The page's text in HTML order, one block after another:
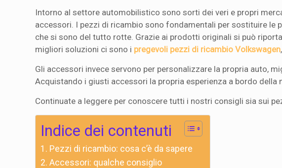
Intorno al settore automobilistico sono sorti dei veri e propri
accessori. I pezzi di ricambio sono fondamentali per sostituire le
che si sono del tutto rotte. Grazie ai prodotti originali si può
migliori soluzioni ci sono i pregevoli pezzi di ricambio Volkswagen
Gli accessori invece servono per personalizzare la propria auto,
Acquistando i giusti accessori la propria esperienza a bordo della
Continuate a leggere per conoscere tutti i nostri consigli sia sui
Indice dei contenuti
Pezzi di ricambio: cosa c’è da sapere
Accessori: qualche consiglio